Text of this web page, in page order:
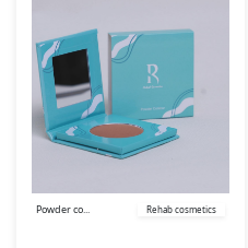
Rehab cosmetics
Powder co...